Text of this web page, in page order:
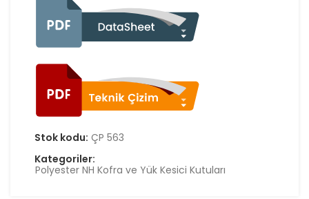
Stok kodu: ÇP 563
Kategoriler:
Polyester NH Kofra ve Yük Kesici Kutuları